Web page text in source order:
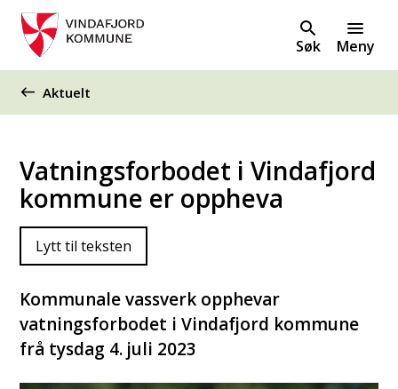
Søk Meny
Du er her:
Aktuelt
Vatningsforbodet i Vindafjord
kommune er oppheva
Lytt til teksten
Kommunale vassverk opphevar
vatningsforbodet i Vindafjord kommune
frå tysdag 4. juli 2023